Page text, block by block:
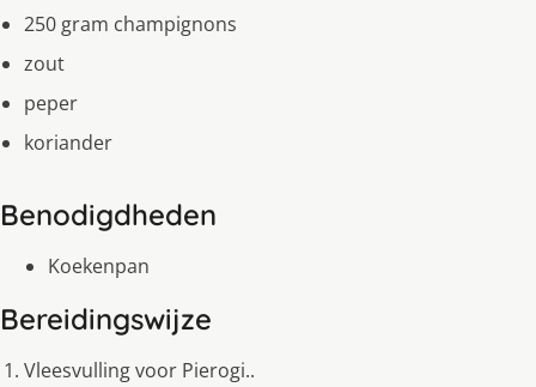
250 gram champignons
zout
peper
koriander
Benodigdheden
Koekenpan
Bereidingswijze
Vleesvulling voor Pierogi..